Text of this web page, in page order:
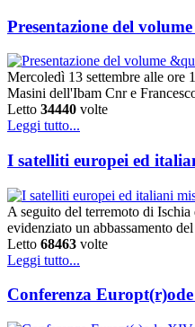
Presentazione del
Mercoledì 13 settembre alle ore
Masini dell'Ibam Cnr e
Letto 34440 volte
Leggi tutto...
I satelliti europei ed
A seguito del terremoto di
evidenziato un abbassamento
Letto 68463 volte
Leggi tutto...
Conferenza